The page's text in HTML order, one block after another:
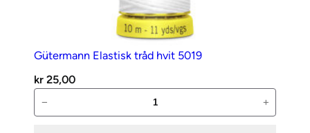
Gütermann Elastisk tråd hvit 5019
kr 25,00
Elastisk
− +